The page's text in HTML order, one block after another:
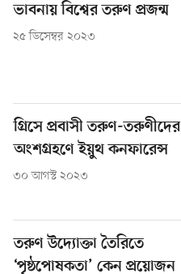
ভাবনায় বিশ্বের তরুণ প্রজন্ম
২৫ ডিসেম্বর ২০২৩
গ্রিসে প্রবাসী তরুণ-তরুণীদের
অংশগ্রহণে ইয়ুথ কনফারেন্স
৩০ আগস্ট ২০২৩
তরুণ উদ্যোক্তা তৈরিতে
‘পৃষ্ঠপোষকতা’ কেন প্রয়োজন